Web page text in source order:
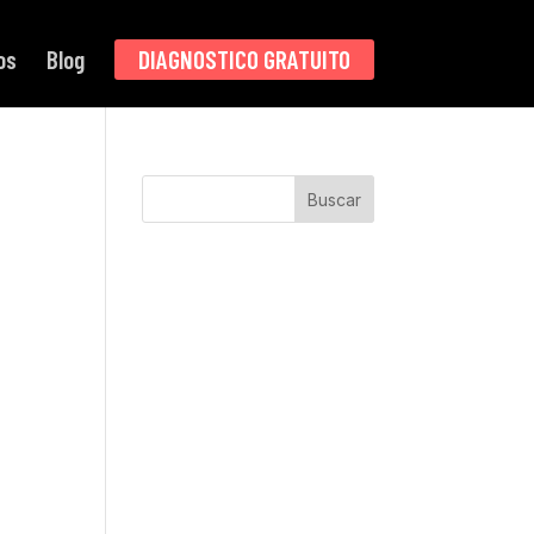
Blog DIAGNOSTICO GRATUITO
Buscar